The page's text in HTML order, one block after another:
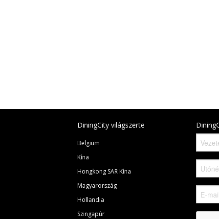
DiningCity világszerte
Belgium
Kína
Hongkong SAR Kína
Magyarország
Hollandia
Szingapúr